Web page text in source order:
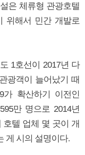
은 체류형 관광호텔
위해서 민간 개발로
1호선이 2017년 다
광객이 늘어났기 때
가 확산하기 이전인
만 명으로 2014년
호텔 업체 몇 곳이 개
게 시의 설명이다.